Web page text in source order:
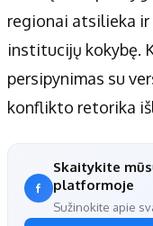
regionai atsilieka ir
institucijų kokybę.
persipynimas su
konflikto retorika
Skaitykite
platformoje
Sužinokite apie